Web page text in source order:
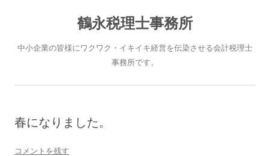
鶴永税理士事務所
中小企業の皆様にワクワク・イキイキ経営を伝染させる会計税理士
事務所です。
春になりました。
コメントを残す